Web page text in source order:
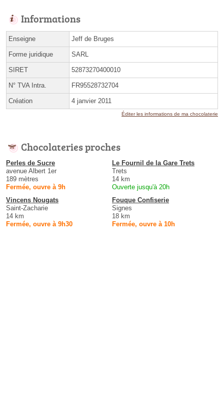
Informations
Enseigne Jeff de Bruges
Forme juridique SARL
SIRET 52873270400010
N° TVA Intra. FR95528732704
Création 4 janvier 2011
Éditer les informations de ma chocolaterie
Chocolateries proches
Perles de Sucre
avenue Albert 1er
189 mètres
Fermée, ouvre à 9h
Le Fournil de la Gare Trets
Trets
14 km
Ouverte jusqu'à 20h
Vincens Nougats
Saint-Zacharie
14 km
Fermée, ouvre à 9h30
Fouque Confiserie
Signes
18 km
Fermée, ouvre à 10h